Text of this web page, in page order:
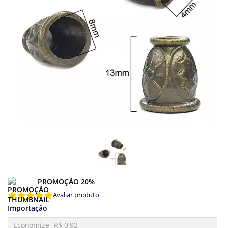
PROMOÇÃO 20%
Avaliar produto
Importação
Economize R$ 0,92